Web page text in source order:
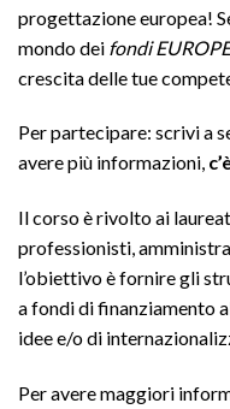
progettazione europea!
mondo dei fondi
crescita delle tue
Per partecipare: scrivi a
avere più informazioni,
Il corso è rivolto ai
professionisti,
l’obiettivo è fornire gli
a fondi di finanziamento
idee e/o di
Per avere maggiori